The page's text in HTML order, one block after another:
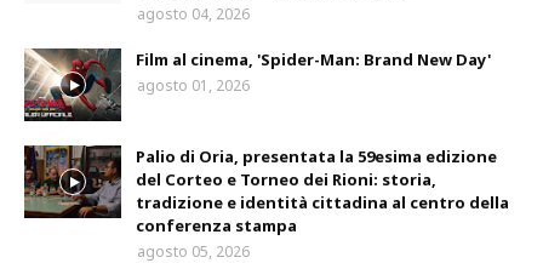
agosto 04, 2026
Film al cinema, 'Spider-Man: Brand New Day'
agosto 01, 2026
Palio di Oria, presentata la 59esima edizione
del Corteo e Torneo dei Rioni: storia,
tradizione e identità cittadina al centro della
conferenza stampa
agosto 05, 2026